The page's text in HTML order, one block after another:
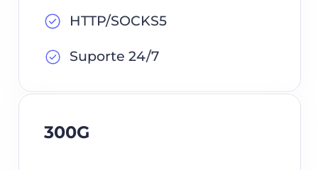
HTTP/SOCKS5
Suporte 24/7
300G